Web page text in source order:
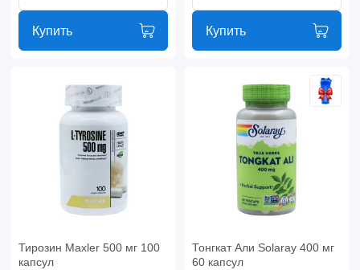
Купить Купить
Тирозин Maxler 500 мг 100
капсул
Тонгкат Али Solaray 400 мг
60 капсул